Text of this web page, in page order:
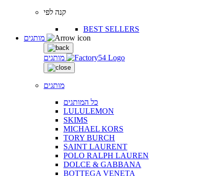
קנה לפי
BEST SELLERS
מותגים
מותגים
כל המותגים
LULULEMON
SKIMS
MICHAEL KORS
TORY BURCH
SAINT LAURENT
POLO RALPH LAUREN
DOLCE & GABBANA
BOTTEGA VENETA